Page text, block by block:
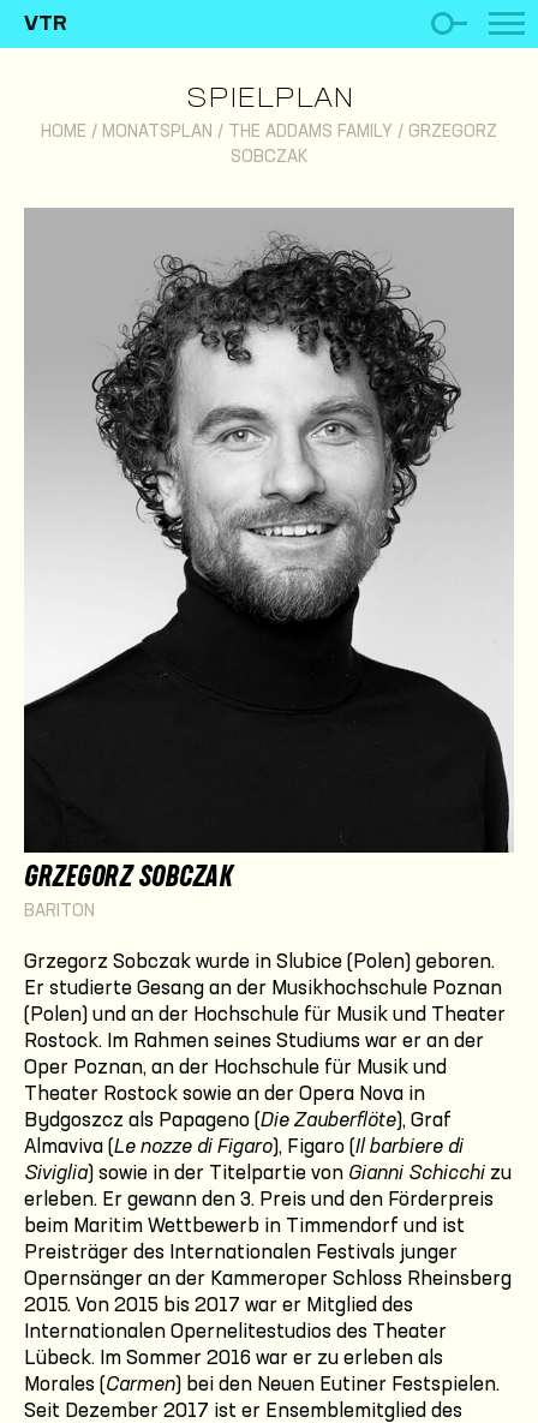
VTR
SPIELPLAN
HOME / MONATSPLAN / THE ADDAMS FAMILY / GRZEGORZ
SOBCZAK
GRZEGORZ SOBCZAK
BARITON
Grzegorz Sobczak wurde in Slubice (Polen) geboren.
Er studierte Gesang an der Musikhochschule Poznan
(Polen) und an der Hochschule für Musik und Theater
Rostock. Im Rahmen seines Studiums war er an der
Oper Poznan, an der Hochschule für Musik und
Theater Rostock sowie an der Opera Nova in
Bydgoszcz als Papageno (Die Zauberflöte), Graf
Almaviva (Le nozze di Figaro), Figaro (Il barbiere di
Siviglia) sowie in der Titelpartie von Gianni Schicchi zu
erleben. Er gewann den 3. Preis und den Förderpreis
beim Maritim Wettbewerb in Timmendorf und ist
Preisträger des Internationalen Festivals junger
Opernsänger an der Kammeroper Schloss Rheinsberg
2015. Von 2015 bis 2017 war er Mitglied des
Internationalen Opernelitestudios des Theater
Lübeck. Im Sommer 2016 war er zu erleben als
Morales (Carmen) bei den Neuen Eutiner Festspielen.
Seit Dezember 2017 ist er Ensemblemitglied des